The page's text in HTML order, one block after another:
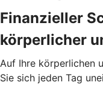
Finanzieller
körperlicher
Auf Ihre körperlichen
Sie sich jeden Tag